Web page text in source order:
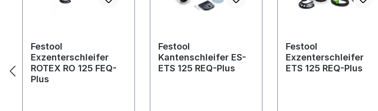
Festool
Exzenterschleifer
ROTEX RO 125 FEQ-
Plus
Festool
Kantenschleifer ES-
ETS 125 REQ-Plus
Festool
Exzenterschleifer
ETS 125 REQ-Plus